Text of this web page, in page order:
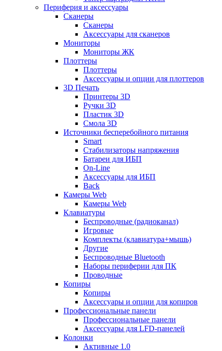
Периферия и аксессуары
Сканеры
Сканеры
Аксессуары для сканеров
Мониторы
Мониторы ЖК
Плоттеры
Плоттеры
Аксессуары и опции для плоттеров
3D Печать
Принтеры 3D
Ручки 3D
Пластик 3D
Смола 3D
Источники бесперебойного питания
Smart
Стабилизаторы напряжения
Батареи для ИБП
On-Line
Аксессуары для ИБП
Back
Камеры Web
Камеры Web
Клавиатуры
Беспроводные (радиоканал)
Игровые
Комплекты (клавиатура+мышь)
Другие
Беспроводные Bluetooth
Наборы периферии для ПК
Проводные
Копиры
Копиры
Аксессуары и опции для копиров
Профессиональные панели
Профессиональные панели
Аксессуары для LFD-панелей
Колонки
Активные 1.0